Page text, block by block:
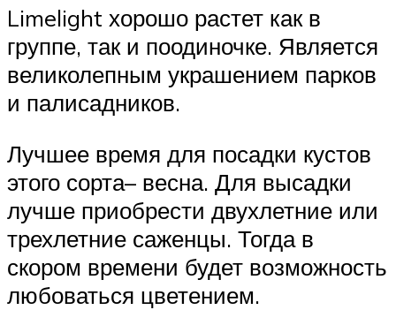
Limelight хорошо растет как в
группе, так и поодиночке. Является
великолепным украшением парков
и палисадников.
Лучшее время для посадки кустов
этого сорта– весна. Для высадки
лучше приобрести двухлетние или
трехлетние саженцы. Тогда в
скором времени будет возможность
любоваться цветением.